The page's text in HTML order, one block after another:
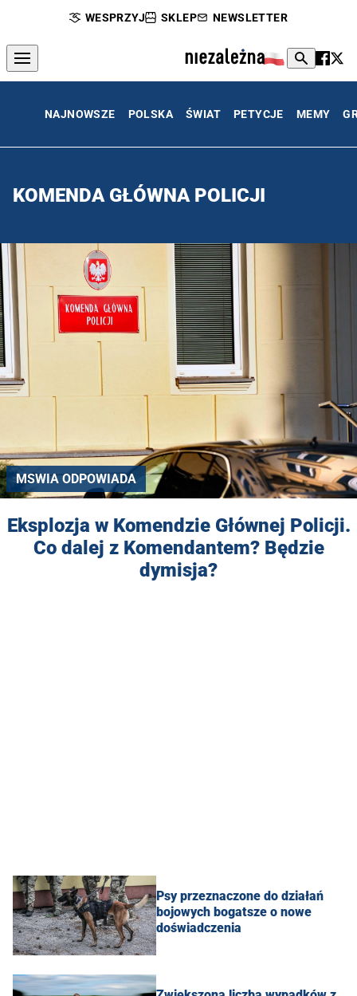
WESPRZYJ SKLEP NEWSLETTER
NAJNOWSZE POLSKA ŚWIAT PETYCJE MEMY
KOMENDA GŁÓWNA POLICJI
MSWIA ODPOWIADA
Eksplozja w Komendzie Głównej Policji.
Co dalej z Komendantem? Będzie
dymisja?
Psy przeznaczone do działań
bojowych bogatsze o nowe
doświadczenia